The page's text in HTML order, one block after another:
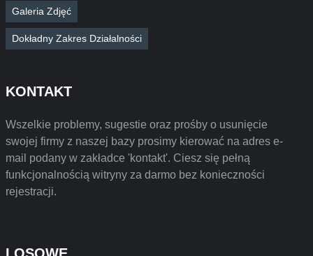
Galeria Zdjęć
Dokładny Zakres Działalności
KONTAKT
Wszelkie problemy, sugestie oraz prośby o usunięcie
swojej firmy z naszej bazy prosimy kierować na adres e-
mail podany w zakładce 'kontakt'. Ciesz się pełną
funkcjonalnością witryny za darmo bez konieczności
rejestracji.